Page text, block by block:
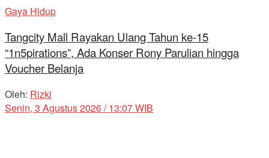
Gaya Hidup
Tangcity Mall Rayakan Ulang Tahun ke-15
“1n5pirations”, Ada Konser Rony Parulian hingga
Voucher Belanja
Oleh: Rizki
Senin, 3 Agustus 2026 / 13:07 WIB